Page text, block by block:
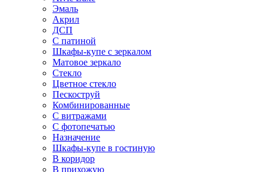
Эмаль
Акрил
ДСП
С патиной
Шкафы-купе с зеркалом
Матовое зеркало
Стекло
Цветное стекло
Пескоструй
Комбинированные
С витражами
С фотопечатью
Назначение
Шкафы-купе в гостиную
В коридор
В прихожую